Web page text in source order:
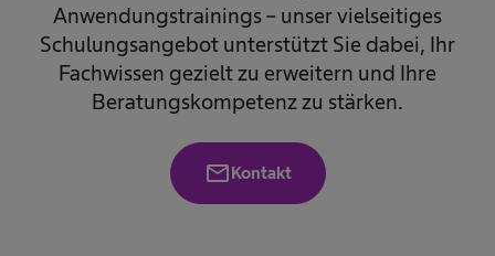
Anwendungstrainings – unser vielseitiges
Schulungsangebot unterstützt Sie dabei, Ihr
Fachwissen gezielt zu erweitern und Ihre
Beratungskompetenz zu stärken.
mailKontakt